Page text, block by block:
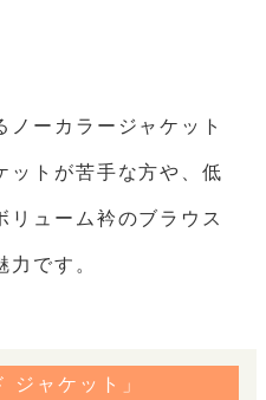
ノーカラージャケット
ットが苦手な方や、低
リューム衿のブラウス
力です。
ジャケット」